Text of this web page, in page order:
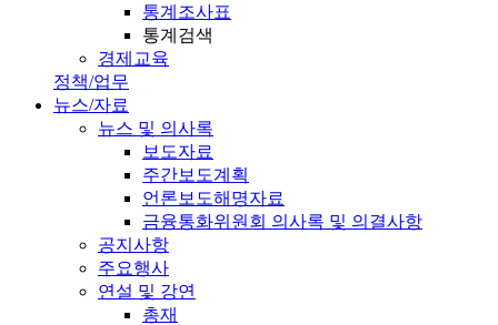
통계조사표
통계검색
경제교육
정책/업무
뉴스/자료
뉴스 및 의사록
보도자료
주간보도계획
언론보도해명자료
금융통화위원회 의사록 및 의결사항
공지사항
주요행사
연설 및 강연
총재